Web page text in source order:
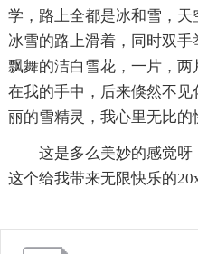
学，路上全都是冰和雪，
冰雪的路上滑着，同时双
飘舞的洁白雪花，一片，
在我的手中，后来倏然不
丽的雪精灵，我心里无比的
这是多么美妙的感觉
这个给我带来无限快乐的